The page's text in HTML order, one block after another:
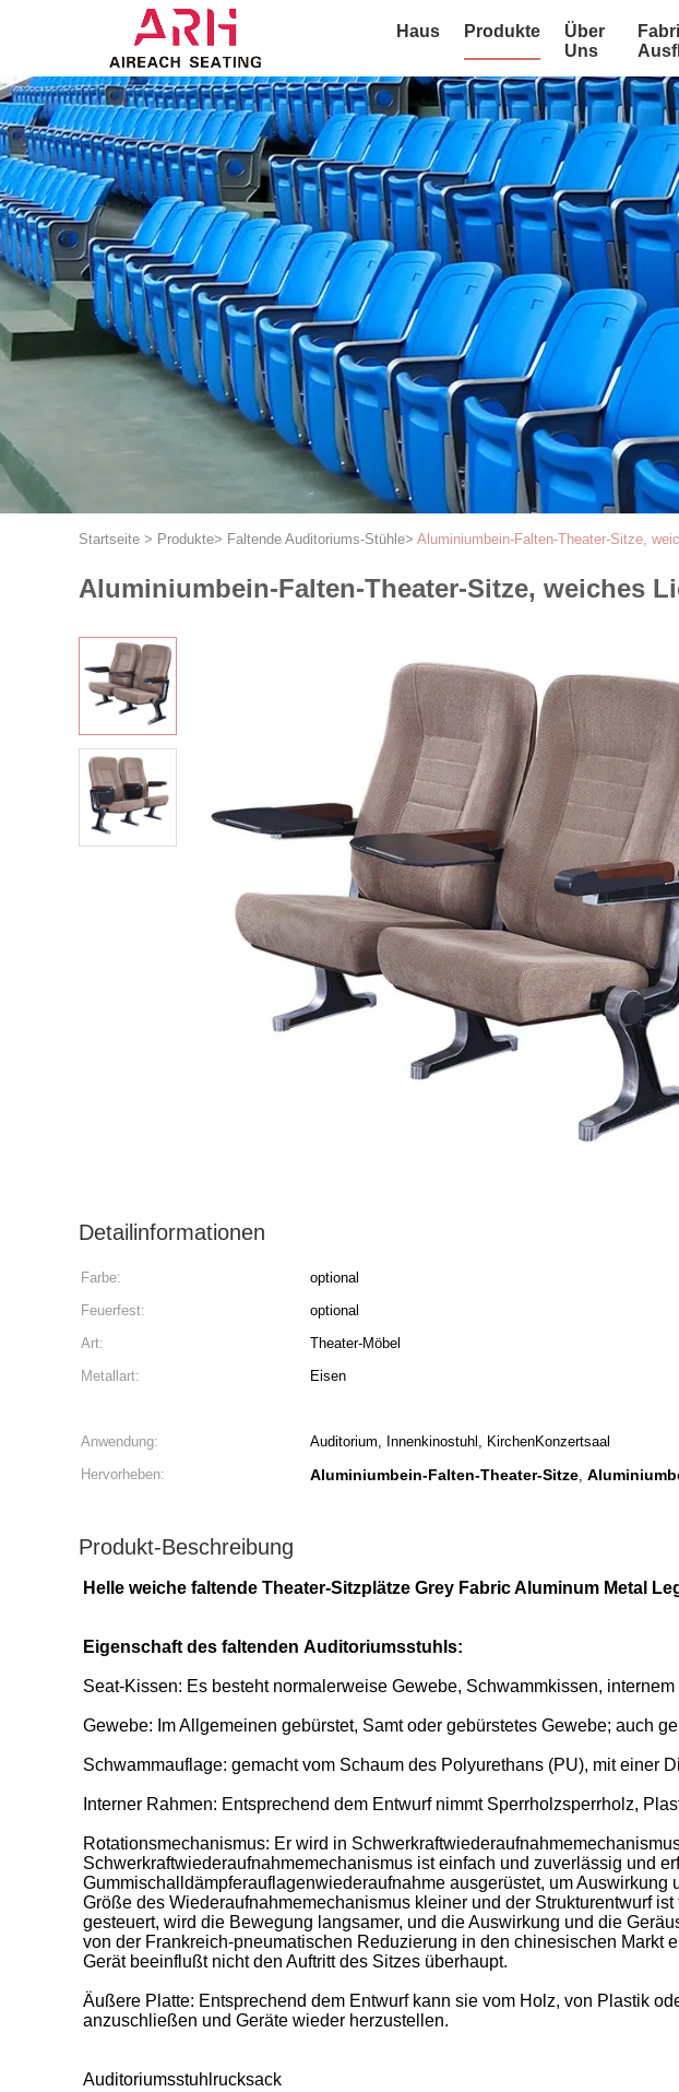
Haus Produkte
Über
Uns
Startseite > Produkte> Faltende Auditoriums-Stühle> Aluminiumbein-Falten-Theater-Sitze,
Aluminiumbein-Falten-Theater-Sitze, weiches
Detailinformationen
Farbe: optional
Feuerfest:
optional
Art:
Theater-Möbel
Metallart:
Eisen
Anwendung:
Auditorium, Innenkinostuhl, KirchenKonzertsaal
Hervorheben:
Aluminiumbein-Falten-Theater-Sitze,
Produkt-Beschreibung
Helle weiche faltende Theater-Sitzplätze Grey Fabric Aluminum Metal
Eigenschaft des faltenden Auditoriumsstuhls:
Seat-Kissen: Es besteht normalerweise Gewebe, Schwammkissen,
Gewebe: Im Allgemeinen gebürstet, Samt oder gebürstetes Gewebe; auch
Schwammauflage: gemacht vom Schaum des Polyurethans (PU), mit einer
Interner Rahmen: Entsprechend dem Entwurf nimmt Sperrholzsperrholz,
Rotationsmechanismus: Er wird in
Schwerkraftwiederaufnahmemechanismus ist einfach und zuverlässig und
Gummischalldämpferauflagenwiederaufnahme ausgerüstet, um
Größe des Wiederaufnahmemechanismus kleiner und der Strukturentwurf
gesteuert, wird die Bewegung langsamer, und die Auswirkung und die
von der Frankreich-pneumatischen Reduzierung in den chinesischen Markt
Gerät beeinflußt nicht den Auftritt des Sitzes überhaupt.
Äußere Platte: Entsprechend dem Entwurf kann sie vom Holz, von Plastik
anzuschließen und Geräte wieder herzustellen.
Auditoriumsstuhlrucksack